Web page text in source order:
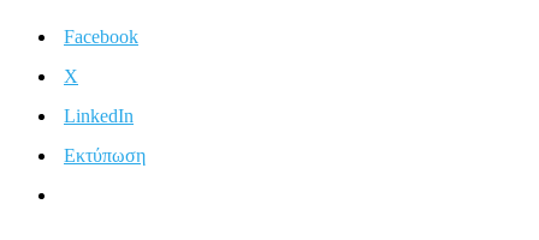
Facebook
X
LinkedIn
Εκτύπωση